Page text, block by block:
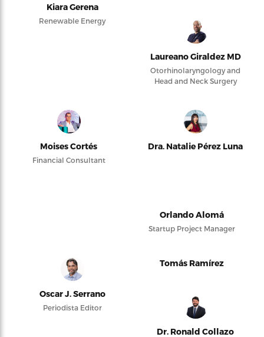
Kiara Gerena
Renewable Energy
Laureano Giraldez MD
Otorhinolaryngology and
Head and Neck Surgery
Moises Cortés
Financial Consultant
Dra. Natalie Pérez Luna
Orlando Alomá
Startup Project Manager
Oscar J. Serrano
Periodista Editor
Tomás Ramírez
Dr. Ronald Collazo